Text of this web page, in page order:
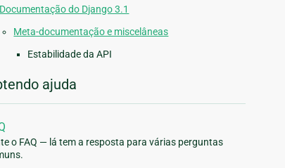
Documentação do Django 3.1
Meta-documentação e miscelâneas
Estabilidade da API
ajuda
o FAQ — lá tem a resposta para várias perguntas